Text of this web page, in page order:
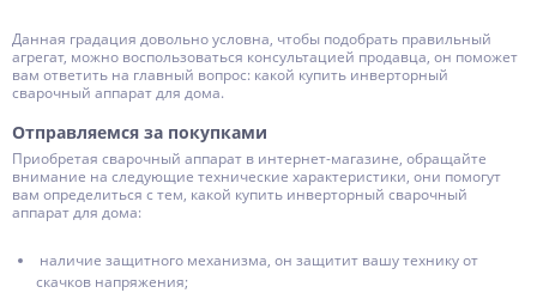
Данная градация довольно условна, чтобы подобрать правильный
агрегат, можно воспользоваться консультацией продавца, он поможет
вам ответить на главный вопрос: какой купить инверторный
сварочный аппарат для дома.
Отправляемся за покупками
Приобретая сварочный аппарат в интернет-магазине, обращайте
внимание на следующие технические характеристики, они помогут
вам определиться с тем, какой купить инверторный сварочный
аппарат для дома:
наличие защитного механизма, он защитит вашу технику от
скачков напряжения;